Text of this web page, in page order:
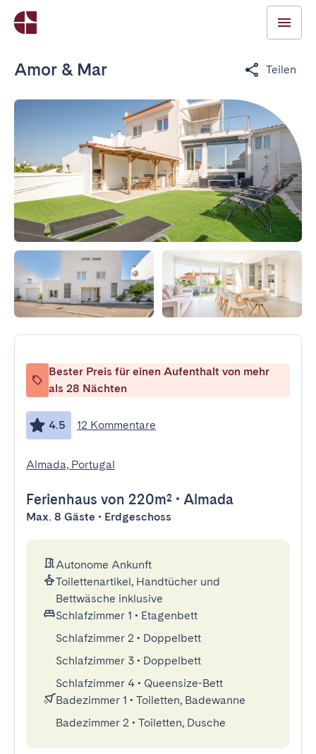
Amor & Mar Teilen
Bester Preis für einen Aufenthalt von mehr
als 28 Nächten
4.5 12 Kommentare
Almada, Portugal
Ferienhaus von 220m² • Almada
Max. 8 Gäste • Erdgeschoss
Autonome Ankunft
Toilettenartikel, Handtücher und
Bettwäsche inklusive
Schlafzimmer 1 • Etagenbett
Schlafzimmer 2 • Doppelbett
Schlafzimmer 3 • Doppelbett
Schlafzimmer 4 • Queensize-Bett
Badezimmer 1 • Toiletten, Badewanne
Badezimmer 2 • Toiletten, Dusche